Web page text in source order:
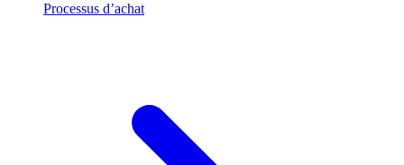
Processus d’achat